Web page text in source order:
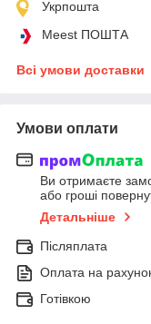
Укрпошта
Meest ПОШТА
Всі умови доставки
Умови оплати
Ви отримаєте
або гроші
Детальніше
Післяплата
Оплата на
Готівкою